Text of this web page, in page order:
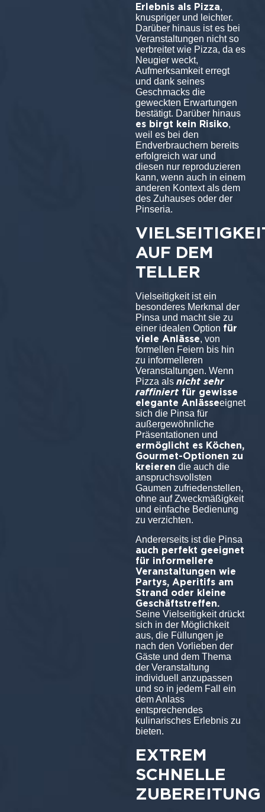
Erlebnis als Pizza,
knuspriger und leichter.
Darüber hinaus ist es bei
Veranstaltungen nicht so
verbreitet wie Pizza, da es
Neugier weckt,
Aufmerksamkeit erregt
und dank seines
Geschmacks die
geweckten Erwartungen
bestätigt. Darüber hinaus
es birgt kein Risiko,
weil es bei den
Endverbrauchern bereits
erfolgreich war und
diesen nur reproduzieren
kann, wenn auch in einem
anderen Kontext als dem
des Zuhauses oder der
Pinseria.
AUF DEM
TELLER
Vielseitigkeit ist ein
besonderes Merkmal der
Pinsa und macht sie zu
einer idealen Option für
viele Anlässe, von
formellen Feiern bis hin
zu informelleren
Veranstaltungen. Wenn
Pizza als nicht sehr
raffiniertfür gewisse
elegante Anlässeeignet
sich die Pinsa für
außergewöhnliche
Präsentationen und
ermöglicht es Köchen,
Gourmet-Optionen zu
kreieren die auch die
anspruchsvollsten
Gaumen zufriedenstellen,
ohne auf Zweckmäßigkeit
und einfache Bedienung
zu verzichten.
Andererseits ist die Pinsa
auch perfekt geeignet
für informellere
Veranstaltungen wie
Partys, Aperitifs am
Strand oder kleine
Geschäftstreffen.
Seine Vielseitigkeit drückt
sich in der Möglichkeit
aus, die Füllungen je
nach den Vorlieben der
Gäste und dem Thema
der Veranstaltung
individuell anzupassen
und so in jedem Fall ein
dem Anlass
entsprechendes
kulinarisches Erlebnis zu
bieten.
EXTREM
SCHNELLE
ZUBEREITUNG